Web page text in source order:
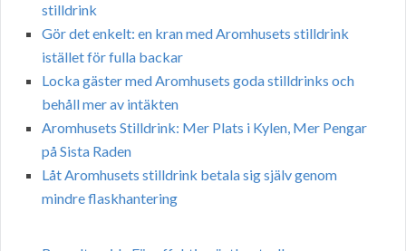
stilldrink
Gör det enkelt: en kran med Aromhusets stilldrink
istället för fulla backar
Locka gäster med Aromhusets goda stilldrinks och
behåll mer av intäkten
Aromhusets Stilldrink: Mer Plats i Kylen, Mer Pengar
på Sista Raden
Låt Aromhusets stilldrink betala sig själv genom
mindre flaskhantering